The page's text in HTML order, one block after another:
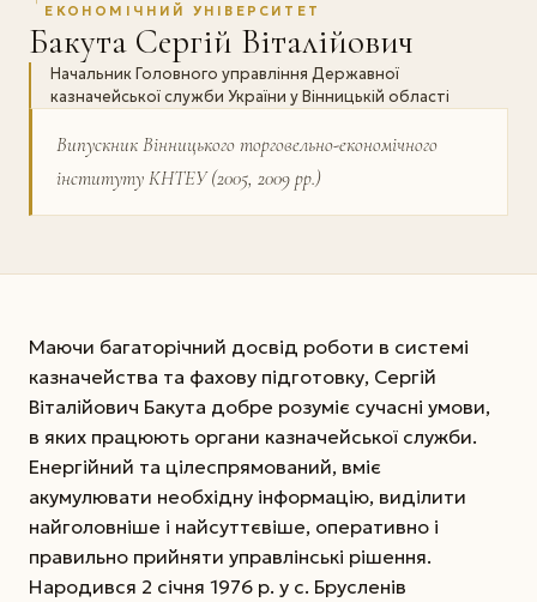
ЕКОНОМІЧНИЙ УНІВЕРСИТЕТ
Бакута Сергій Віталійович
Начальник Головного управління Державної
казначейської служби України у Вінницькій області
Випускник Вінницького торговельно-економічного
інституту КНТЕУ (2005, 2009 рр.)
Маючи багаторічний досвід роботи в системі
казначейства та фахову підготовку, Сергій
Віталійович Бакута добре розуміє сучасні умови,
в яких працюють органи казначейської служби.
Енергійний та цілеспрямований, вміє
акумулювати необхідну інформацію, виділити
найголовніше і найсуттєвіше, оперативно і
правильно прийняти управлінські рішення.
Народився 2 січня 1976 р. у с. Брусленів